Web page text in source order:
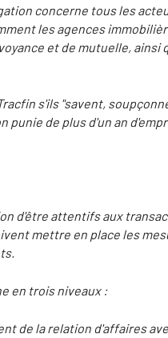
concerne tous les
les agences
et de mutuelle,
s'ils "savent,
punie de plus d'un an
d'être attentifs aux
mettre en place les
en trois niveaux :
de la relation d'affaires